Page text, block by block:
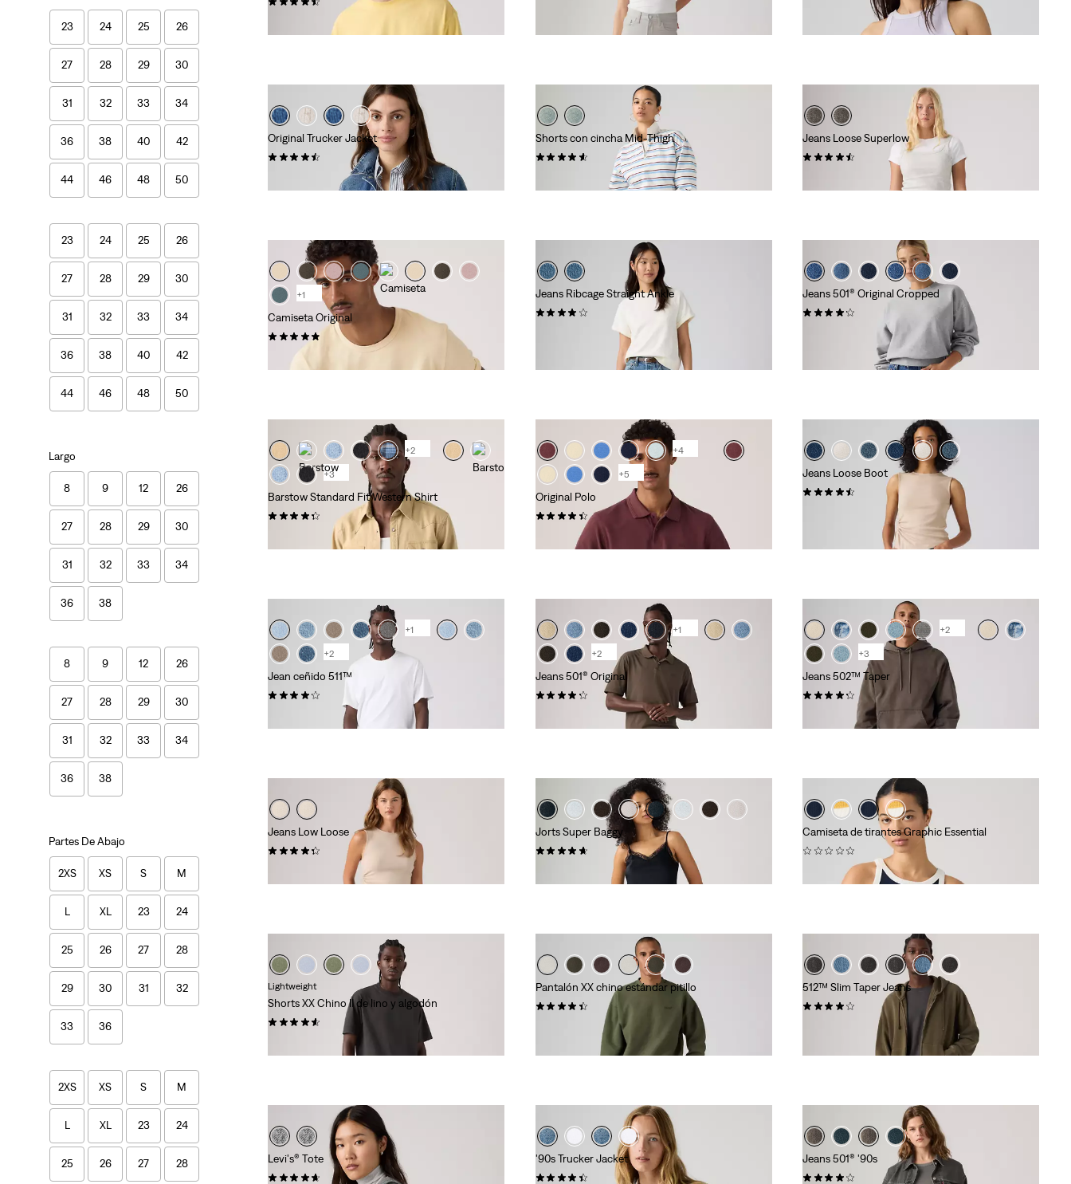
23 24 25 26
27 28 29 30
31 32 33 34
36 38 40 42
44 46 48 50
23 24 25 26
27 28 29 30
31 32 33 34
36 38 40 42
44 46 48 50
Largo
8 9 12 26
27 28 29 30
31 32 33 34
36 38
8 9 12 26
27 28 29 30
31 32 33 34
36 38
Partes De Abajo
2XS XS S M
L XL 23 24
25 26 27 28
29 30 31 32
33 36
2XS XS S M
L XL 23 24
25 26 27 28
Original Trucker Jacket
Shorts con cincha Mid-Thigh
(300)
Jeans Loose Superlow
+1
Camiseta Original
(25)
Jeans Ribcage Straight Ankle
Jeans 501® Original Cropped
+2
+3
Barstow Standard Fit Western Shirt
(589)
+4
+5
Original Polo
(25)
Jeans Loose Boot
+1
+2
Jean ceñido 511™
+1
+2
Jeans 501® Original
(8864)
+2
+3
Jeans 502™ Taper
(1095)
Jeans Low Loose
(373)
Jorts Super Baggy
Camiseta de tirantes Graphic Essential
Lightweight
Shorts XX Chino II de lino y algodón
(226)
Pantalón XX chino estándar pitillo
(564)
512™ Slim Taper Jeans
Levi's® Tote
(3)
'90s Trucker Jacket
Jeans 501® '90s